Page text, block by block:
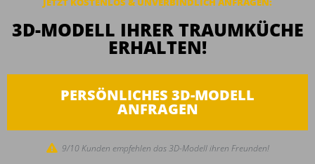
3D-MODELL IHRER TRAUMKÜCHE
ERHALTEN!
PERSÖNLICHES 3D-MODELL
ANFRAGEN
9/10 Kunden empfehlen das 3D-Modell ihren Freunden!